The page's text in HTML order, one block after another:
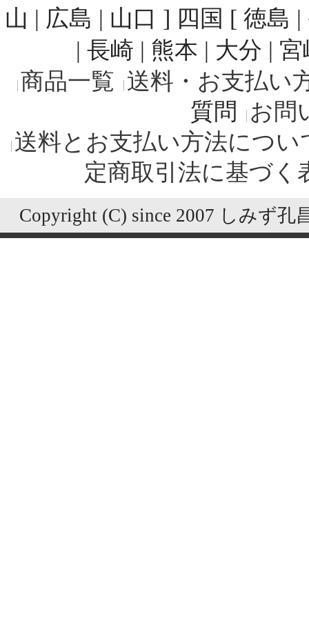
山 | 広島 | 山口 ] 四国 [ 徳島
| 長崎 | 熊本 | 大分 |
商品一覧 送料・お支払い
質問
お問
送料とお支払い方法につい
定商取引法に基づく
Copyright (C) since 2007 しみず